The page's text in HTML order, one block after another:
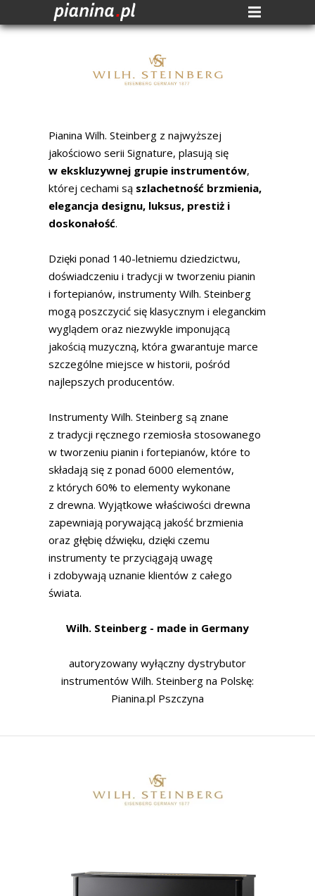
Pianina Wilh. Steinberg z najwyższej
jakościowo serii Signature, plasują się
w ekskluzywnej grupie instrumentów,
której cechami są szlachetność brzmienia,
elegancja designu, luksus, prestiż i
doskonałość.
Dzięki ponad 140-letniemu dziedzictwu,
doświadczeniu i tradycji w tworzeniu pianin
i fortepianów, instrumenty Wilh. Steinberg
mogą poszczycić się klasycznym i eleganckim
wyglądem oraz niezwykle imponującą
jakością muzyczną, która gwarantuje marce
szczególne miejsce w historii, pośród
najlepszych producentów.
Instrumenty Wilh. Steinberg są znane
z tradycji ręcznego rzemiosła stosowanego
w tworzeniu pianin i fortepianów, które to
składają się z ponad 6000 elementów,
z których 60% to elementy wykonane
z drewna. Wyjątkowe właściwości drewna
zapewniają porywającą jakość brzmienia
oraz głębię dźwięku, dzięki czemu
instrumenty te przyciągają uwagę
i zdobywają uznanie klientów z całego
świata.
Wilh. Steinberg - made in Germany
autoryzowany wyłączny dystrybutor
instrumentów Wilh. Steinberg na Polskę:
Pianina.pl Pszczyna